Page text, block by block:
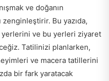
ve doğanın
zenginleştirir. Bu yazıda,
ve bu yerleri ziyaret
Tatilinizi planlarken,
ve macera tatillerini
bir fark yaratacak